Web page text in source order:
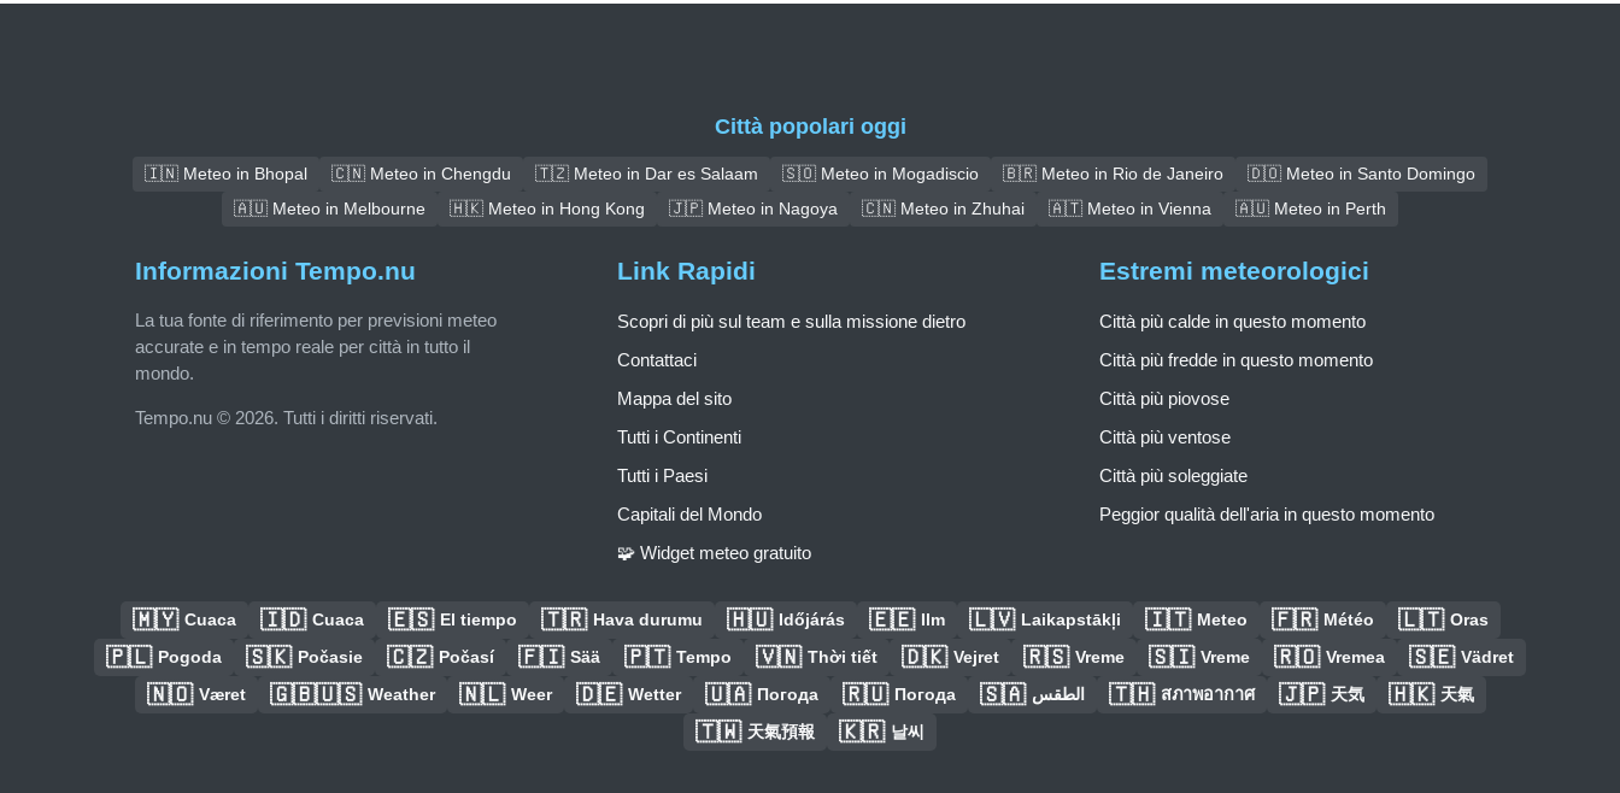
Città popolari oggi
🇮🇳 Meteo in Bhopal 🇨🇳 Meteo in Chengdu 🇹🇿 Meteo in Dar es Salaam 🇸🇴 Meteo in Mogadiscio 🇧🇷 Meteo in Rio de Janeiro
🇩🇴 Meteo in Santo Domingo
🇦🇺 Meteo in Melbourne
🇭🇰 Meteo in Hong Kong 🇯🇵 Meteo in Nagoya 🇨🇳 Meteo in Zhuhai 🇦🇹 Meteo in Vienna 🇦🇺 Meteo in Perth
Informazioni Tempo.nu
La tua fonte di riferimento per previsioni meteo
accurate e in tempo reale per città in tutto il
mondo.
Tempo.nu © 2026. Tutti i diritti riservati.
Link Rapidi
Scopri di più sul team e sulla missione dietro
Contattaci
Mappa del sito
Tutti i Continenti
Tutti i Paesi
Capitali del Mondo
🧩 Widget meteo gratuito
Estremi meteorologici
Città più calde in questo momento
Città più fredde in questo momento
Città più piovose
Città più ventose
Città più soleggiate
Peggior qualità dell'aria in questo momento
🇲🇾 Cuaca 🇮🇩 Cuaca 🇪🇸 El tiempo 🇹🇷 Hava durumu 🇭🇺 Időjárás 🇪🇪 Ilm 🇱🇻 Laikapstākļi 🇮🇹 Meteo 🇫🇷 Météo 🇱🇹 Oras
🇵🇱 Pogoda 🇸🇰 Počasie 🇨🇿 Počasí 🇫🇮 Sää 🇵🇹 Tempo 🇻🇳 Thời tiết 🇩🇰 Vejret 🇷🇸 Vreme 🇸🇮 Vreme 🇷🇴 Vremea 🇸🇪 Vädret
🇳🇴 Været 🇬🇧🇺🇸 Weather 🇳🇱 Weer 🇩🇪 Wetter 🇺🇦 Погода 🇷🇺 Погода 🇸🇦 الطقس 🇹🇭 สภาพอากาศ 🇯🇵 天気 🇭🇰 天氣
🇹🇼 天氣預報 🇰🇷 날씨